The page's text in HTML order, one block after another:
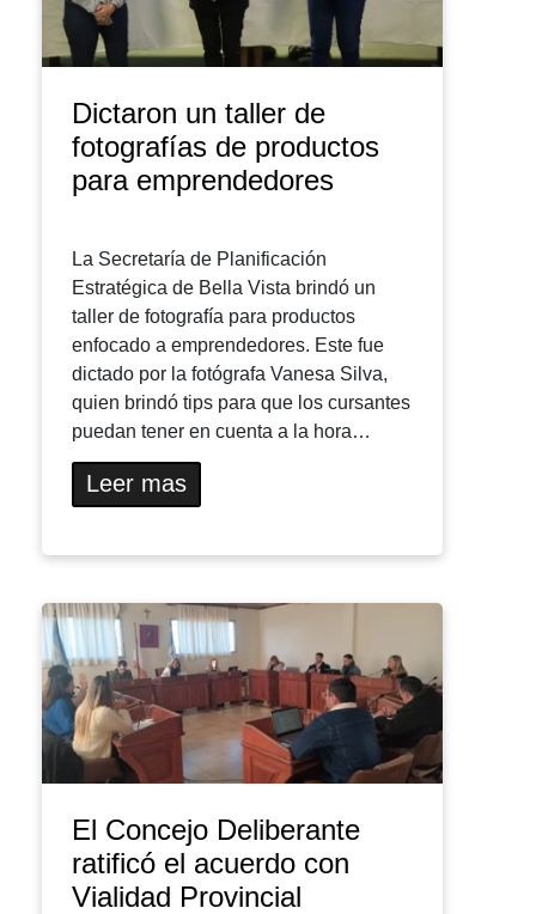
Dictaron un taller de
fotografías de productos
para emprendedores
La Secretaría de Planificación
Estratégica de Bella Vista brindó un
taller de fotografía para productos
enfocado a emprendedores. Este fue
dictado por la fotógrafa Vanesa Silva,
quien brindó tips para que los cursantes
puedan tener en cuenta a la hora…
Leer mas
El Concejo Deliberante
ratificó el acuerdo con
Vialidad Provincial